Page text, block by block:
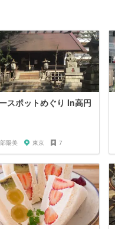
スポットめぐり In高円
陽美 東京 7